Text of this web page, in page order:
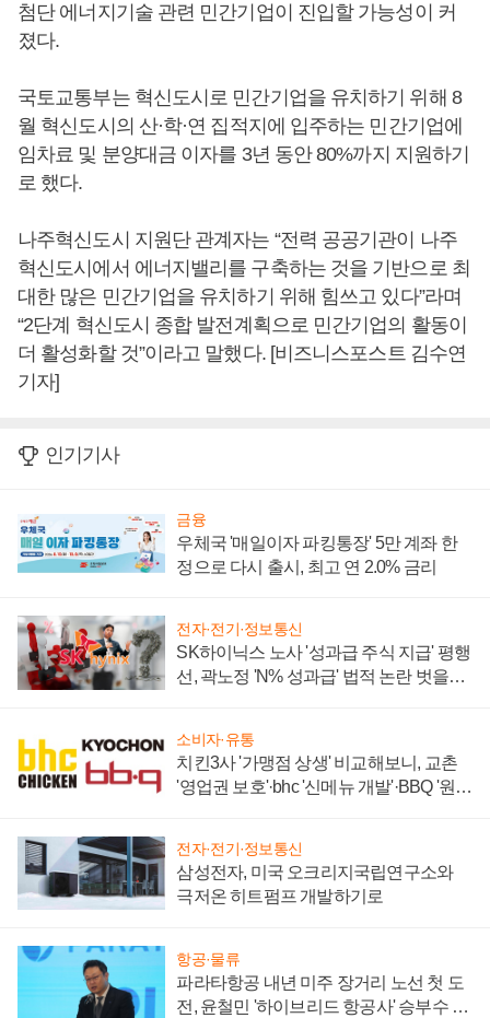
첨단 에너지기술 관련 민간기업이 진입할 가능성이 커
졌다.
국토교통부는 혁신도시로 민간기업을 유치하기 위해 8
월 혁신도시의 산·학·연 집적지에 입주하는 민간기업에
임차료 및 분양대금 이자를 3년 동안 80%까지 지원하기
로 했다.
나주혁신도시 지원단 관계자는 “전력 공공기관이 나주
혁신도시에서 에너지밸리를 구축하는 것을 기반으로 최
대한 많은 민간기업을 유치하기 위해 힘쓰고 있다”라며
“2단계 혁신도시 종합 발전계획으로 민간기업의 활동이
더 활성화할 것”이라고 말했다. [비즈니스포스트 김수연
기자]
인기기사
금융
우체국 '매일이자 파킹통장' 5만 계좌 한
정으로 다시 출시, 최고 연 2.0% 금리
전자·전기·정보통신
SK하이닉스 노사 '성과급 주식 지급' 평행
선, 곽노정 'N% 성과급' 법적 논란 벗을지
소비자·유통
치킨3사 '가맹점 상생' 비교해보니, 교촌
'영업권 보호'·bhc '신메뉴 개발'·BBQ '원가
전자·전기·정보통신
삼성전자, 미국 오크리지국립연구소와
극저온 히트펌프 개발하기로
항공·물류
파라타항공 내년 미주 장거리 노선 첫 도
전, 윤철민 '하이브리드 항공사' 승부수 통